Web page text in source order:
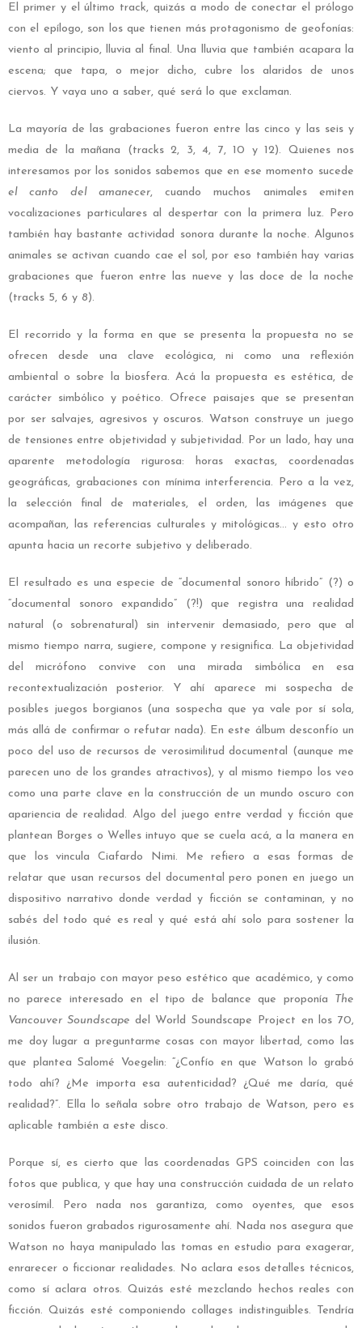
El primer y el último track, quizás a modo de conectar el prólogo
con el epílogo, son los que tienen más protagonismo de geofonías:
viento al principio, lluvia al final. Una lluvia que también acapara la
escena; que tapa, o mejor dicho, cubre los alaridos de unos
ciervos. Y vaya uno a saber, qué será lo que exclaman.
La mayoría de las grabaciones fueron entre las cinco y las seis y
media de la mañana (tracks 2, 3, 4, 7, 10 y 12). Quienes nos
interesamos por los sonidos sabemos que en ese momento sucede
el canto del amanecer, cuando muchos animales emiten
vocalizaciones particulares al despertar con la primera luz. Pero
también hay bastante actividad sonora durante la noche. Algunos
animales se activan cuando cae el sol, por eso también hay varias
grabaciones que fueron entre las nueve y las doce de la noche
(tracks 5, 6 y 8).
El recorrido y la forma en que se presenta la propuesta no se
ofrecen desde una clave ecológica, ni como una reflexión
ambiental o sobre la biosfera. Acá la propuesta es estética, de
carácter simbólico y poético. Ofrece paisajes que se presentan
por ser salvajes, agresivos y oscuros. Watson construye un juego
de tensiones entre objetividad y subjetividad. Por un lado, hay una
aparente metodología rigurosa: horas exactas, coordenadas
geográficas, grabaciones con mínima interferencia. Pero a la vez,
la selección final de materiales, el orden, las imágenes que
acompañan, las referencias culturales y mitológicas… y esto otro
apunta hacia un recorte subjetivo y deliberado.
El resultado es una especie de “documental sonoro híbrido” (?) o
“documental sonoro expandido” (?!) que registra una realidad
natural (o sobrenatural) sin intervenir demasiado, pero que al
mismo tiempo narra, sugiere, compone y resignifica. La objetividad
del micrófono convive con una mirada simbólica en esa
recontextualización posterior. Y ahí aparece mi sospecha de
posibles juegos borgianos (una sospecha que ya vale por sí sola,
más allá de confirmar o refutar nada). En este álbum desconfío un
poco del uso de recursos de verosimilitud documental (aunque me
parecen uno de los grandes atractivos), y al mismo tiempo los veo
como una parte clave en la construcción de un mundo oscuro con
apariencia de realidad. Algo del juego entre verdad y ficción que
plantean Borges o Welles intuyo que se cuela acá, a la manera en
que los vincula Ciafardo Nimi. Me refiero a esas formas de
relatar que usan recursos del documental pero ponen en juego un
dispositivo narrativo donde verdad y ficción se contaminan, y no
sabés del todo qué es real y qué está ahí solo para sostener la
ilusión.
Al ser un trabajo con mayor peso estético que académico, y como
no parece interesado en el tipo de balance que proponía
The
Vancouver Soundscape del World Soundscape Project en los 70,
me doy lugar a preguntarme cosas con mayor libertad, como las
que plantea Salomé Voegelin: “¿Confío en que Watson lo grabó
todo ahí? ¿Me importa esa autenticidad? ¿Qué me daría, qué
realidad?”. Ella lo señala sobre otro trabajo de Watson, pero es
aplicable también a este disco.
Porque sí, es cierto que las coordenadas GPS coinciden con las
fotos que publica, y que hay una construcción cuidada de un relato
verosímil. Pero nada nos garantiza, como oyentes, que esos
sonidos fueron grabados rigurosamente ahí. Nada nos asegura que
Watson no haya manipulado las tomas en estudio para exagerar,
enrarecer o ficcionar realidades. No aclara esos detalles técnicos,
como sí aclara otros. Quizás esté mezclando hechos reales con
ficción. Quizás esté componiendo collages indistinguibles. Tendría